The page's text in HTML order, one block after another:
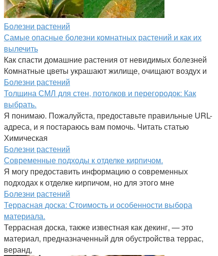
Болезни растений
Самые опасные болезни комнатных растений и как их
вылечить
Как спасти домашние растения от невидимых болезней
Комнатные цветы украшают жилище, очищают воздух и
Болезни растений
Толщина СМЛ для стен, потолков и перегородок: Как
выбрать.
Я понимаю. Пожалуйста, предоставьте правильные URL-
адреса, и я постараюсь вам помочь. Читать статью
Химическая
Болезни растений
Современные подходы к отделке кирпичом.
Я могу предоставить информацию о современных
подходах к отделке кирпичом, но для этого мне
Болезни растений
Террасная доска: Стоимость и особенности выбора
материала.
Террасная доска, также известная как декинг, — это
материал, предназначенный для обустройства террас,
веранд,